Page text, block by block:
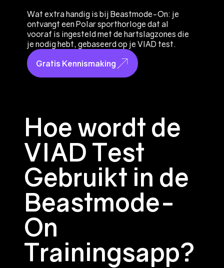
Wat extra handig is bij Beastmode-On: je
ontvangt een Polar sporthorloge dat al
vooraf is ingesteld met de hartslagzones die
je nodig hebt, gebaseerd op je VIAD test.
Gratis Kennismaking
Hoe wordt de
VIAD Test
Gebruikt in de
Beastmode-
On
Trainingsapp?